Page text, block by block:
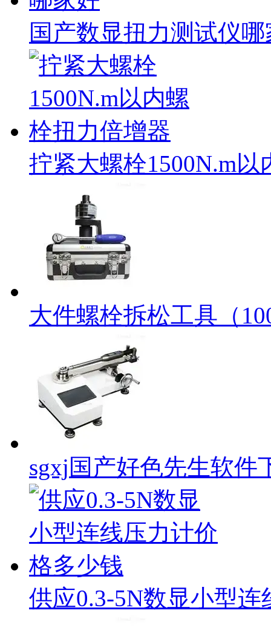
国产数显扭力测试仪
拧紧大螺栓1500N.m
大件螺栓拆松工具（
sgxj国产好色先生软件
供应0.3-5N数显小型